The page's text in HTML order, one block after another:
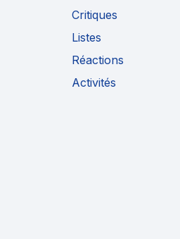
Critiques
Listes
Réactions
Activités